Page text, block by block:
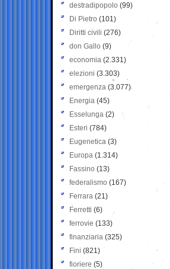
destradipopolo (99)
Di Pietro (101)
Diritti civili (276)
don Gallo (9)
economia (2.331)
elezioni (3.303)
emergenza (3.077)
Energia (45)
Esselunga (2)
Esteri (784)
Eugenetica (3)
Europa (1.314)
Fassino (13)
federalismo (167)
Ferrara (21)
Ferretti (6)
ferrovie (133)
finanziaria (325)
Fini (821)
fioriere (5)